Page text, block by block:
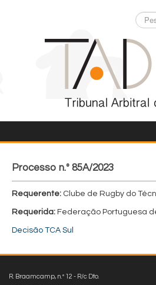
Processo n.º 85A/2023
Requerente: Clube de Rugby do
Requerida: Federação Portuguesa
Decisão TCA Sul
R. Braamcamp, n.º 12 - R/c Dto.